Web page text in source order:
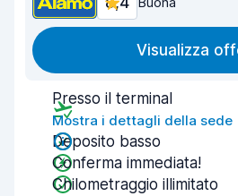
Visualizza
Presso il terminal
Mostra i dettagli della sede
Deposito basso
Conferma immediata!
Chilometraggio illimitato